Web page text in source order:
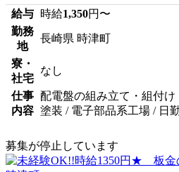
給与 時給1,350円〜
勤務
地
長崎県 時津町
寮・
社宅
なし
仕事
内容
配電盤の組み立て・組付け
塗装 / 電子部品系工場 / 日
募集が停止しています